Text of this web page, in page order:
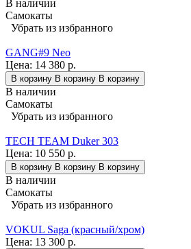
В наличии
Самокаты
Убрать из избранного
GANG#9 Neo
Цена: 14 380 р.
В корзину В корзину В корзину
В наличии
Самокаты
Убрать из избранного
TECH TEAM Duker 303
Цена: 10 550 р.
В корзину В корзину В корзину
В наличии
Самокаты
Убрать из избранного
VOKUL Saga (красный/хром)
Цена: 13 300 р.